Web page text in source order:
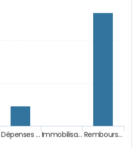
Dépenses … Immobilisa… Rembours…